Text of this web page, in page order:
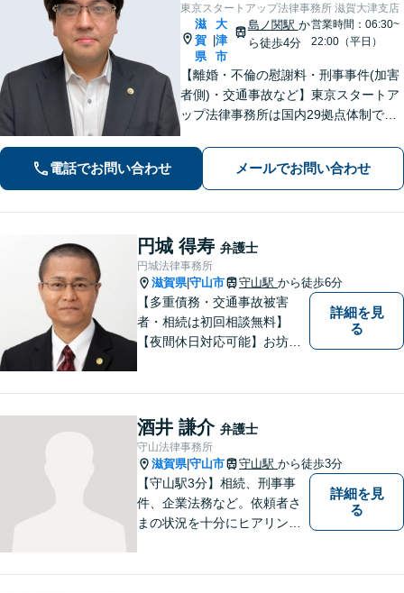
東京スタートアップ法律事務所 滋賀大津支店
滋
賀
県
大
津
市
島ノ関駅 か
ら徒歩4分
営業時間：06:30~
22:00（平日）
【離婚・不倫の慰謝料・刑事事件(加害
者側)・交通事故など】東京スタートア
ップ法律事務所は国内29拠点体制で全
対応(法律相談は完全予約制)】各分野で
専門性の高い弁護士が寄り添い解決を
サポートします。
電話でお問い合わせ メールでお問い合わせ
円城 得寿 弁護士
円城法律事務所
滋賀県|守山市 守山駅 から徒歩6分
【多重債務・交通事故被害
者・相続は初回相談無料】
【夜間休日対応可能】お坊さ
の目線で敷居が低い弁護士と
して、親身にあなたの立場に
立って、ご相談に対応いたし
ます。
詳細を見
る
酒井 謙介 弁護士
守山法律事務所
滋賀県|守山市 守山駅 から徒歩3分
【守山駅3分】相続、刑事事
件、企業法務など。依頼者さ
まの状況を十分にヒアリング
詳細を見
る